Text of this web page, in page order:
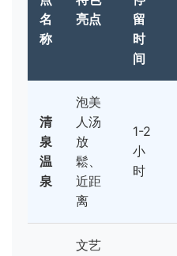
名
称
亮点
留
时
间
清
泉
温
泉
泡美
人汤
放
鬆、
近距
离
1-2
小
时
文艺